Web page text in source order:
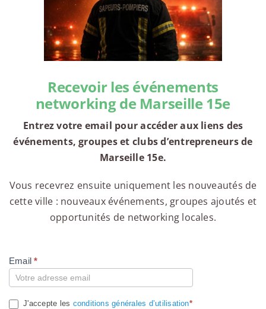
Recevoir les événements
networking de Marseille 15e
Entrez votre email pour accéder aux liens des
événements, groupes et clubs d’entrepreneurs de
Marseille 15e.
Vous recevrez ensuite uniquement les nouveautés de
cette ville : nouveaux événements, groupes ajoutés et
opportunités de networking locales.
Compte
Email*
J'accepte les conditions générales d’utilisation*